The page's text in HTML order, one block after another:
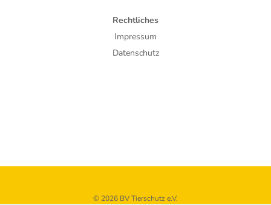
Rechtliches
Impressum
Datenschutz
© 2026 BV Tierschutz e.V.